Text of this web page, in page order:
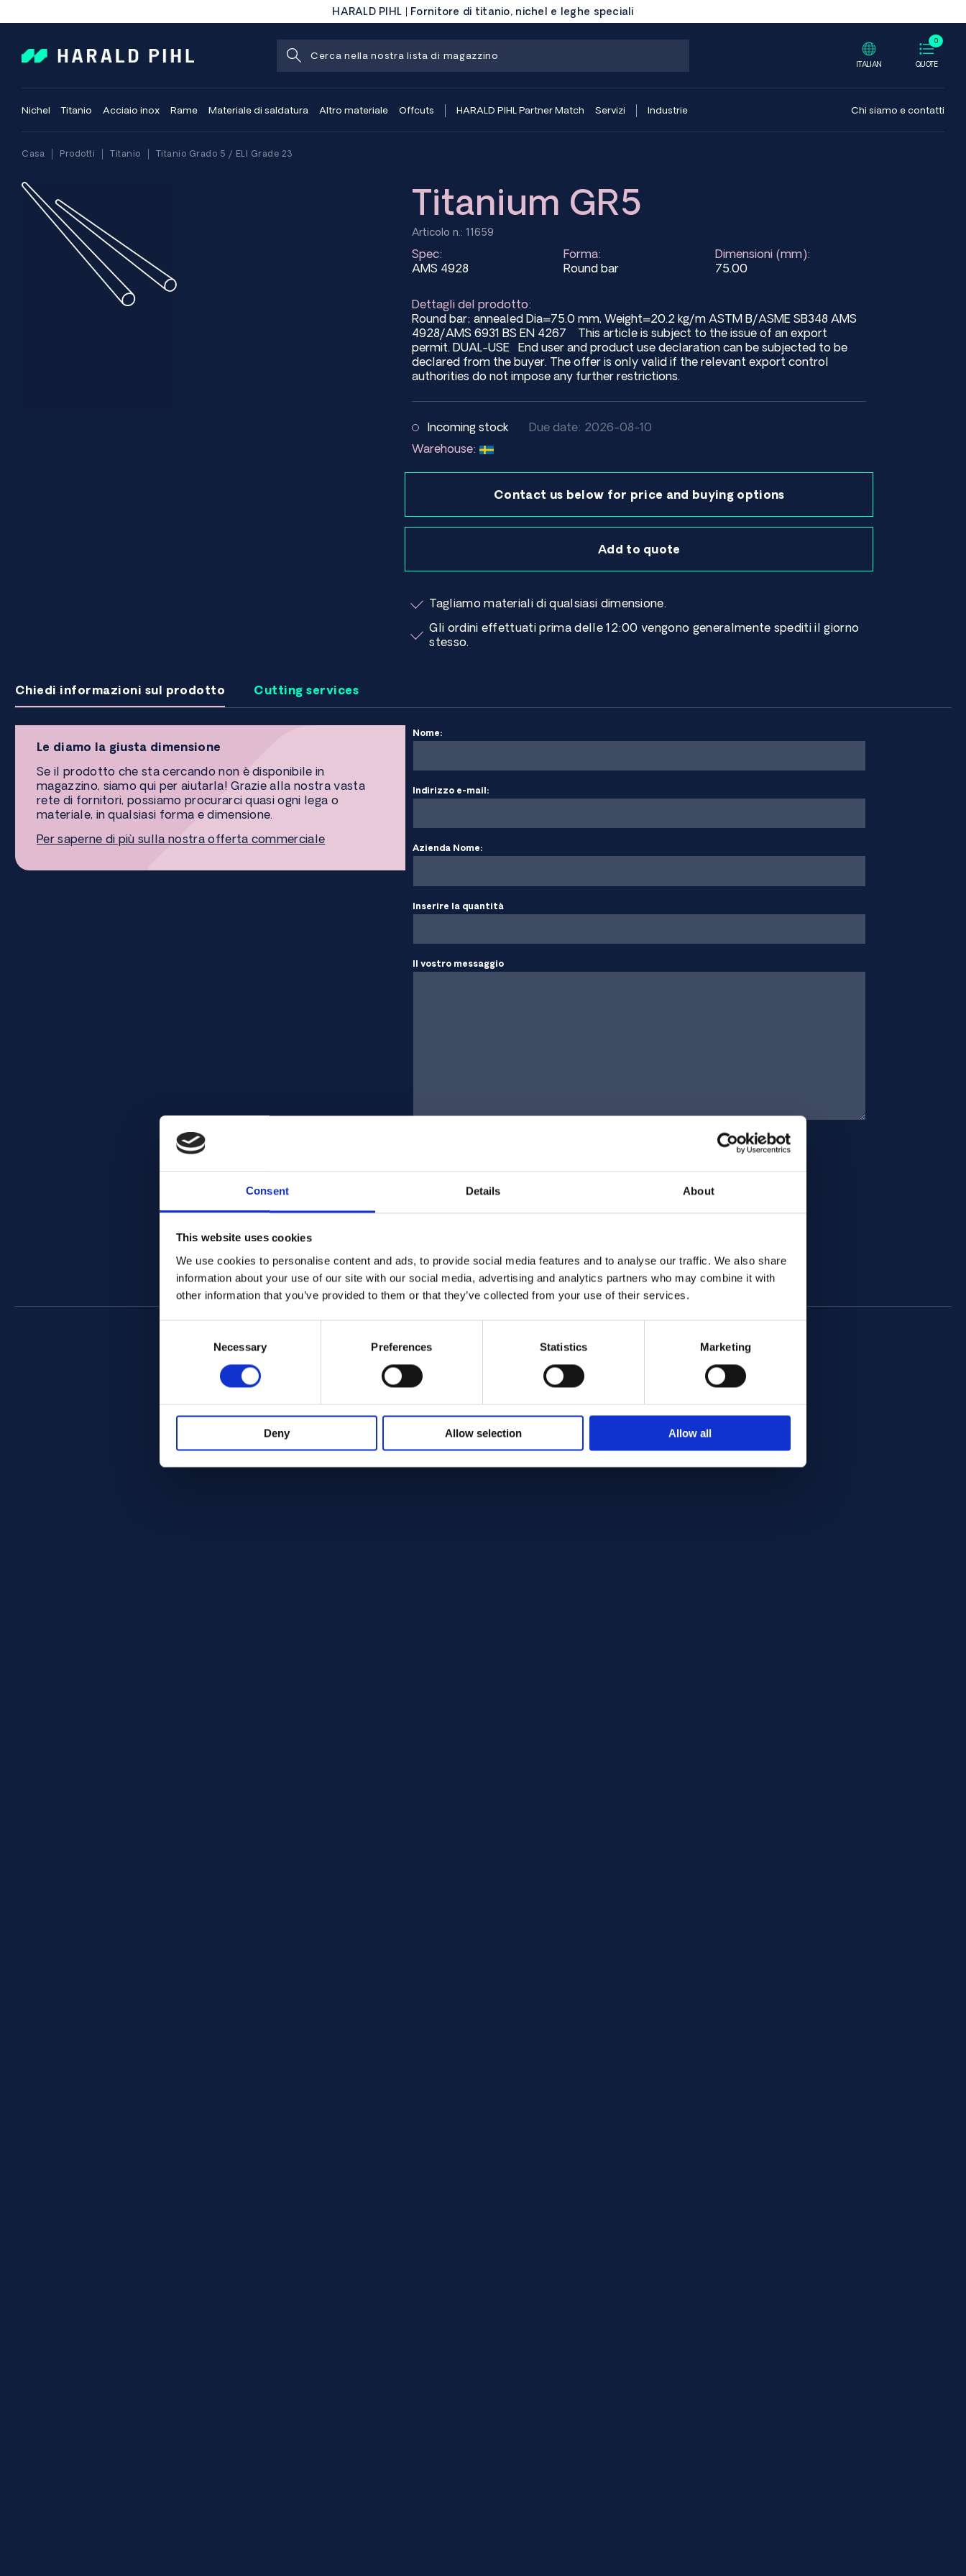
Consent Details About
This website uses cookies
We use cookies to personalise content and ads, to provide social media features and to analyse our traffic. We also share
information about your use of our site with our social media, advertising and analytics partners who may combine it with
other information that you’ve provided to them or that they’ve collected from your use of their services.
Necessary Preferences Statistics Marketing
Deny Allow selection Allow all
HARALD PIHL | Fornitore di titanio, nichel e leghe speciali
0
QUOTE
ITALIAN
Nichel Titanio Acciaio inox Rame Materiale di saldatura Altro materiale Offcuts HARALD PIHL Partner Match Servizi Industrie Chi siamo e contatti
Casa Prodotti Titanio Titanio Grado 5 / ELI Grade 23
Titanium GR5
Articolo n.: 11659
Spec:
AMS 4928
Forma:
Round bar
Dimensioni (mm):
75.00
Dettagli del prodotto:
Round bar; annealed Dia=75.0 mm, Weight=20.2 kg/m ASTM B/ASME SB348 AMS
4928/AMS 6931 BS EN 4267 This article is subject to the issue of an export
permit. DUAL-USE End user and product use declaration can be subjected to be
declared from the buyer. The offer is only valid if the relevant export control
authorities do not impose any further restrictions.
Incoming stock
Due date: 2026-08-10
Warehouse:
Contact us below for price and buying options
Add to quote
Tagliamo materiali di qualsiasi dimensione.
Gli ordini effettuati prima delle 12:00 vengono generalmente spediti il ​​giorno
stesso.
Chiedi informazioni sul prodotto Cutting services
Le diamo la giusta dimensione
Se il prodotto che sta cercando non è disponibile in
magazzino, siamo qui per aiutarla! Grazie alla nostra vasta
rete di fornitori, possiamo procurarci quasi ogni lega o
materiale, in qualsiasi forma e dimensione.
Per saperne di più sulla nostra offerta commerciale
Nome:
Indirizzo e-mail:
Azienda Nome:
Inserire la quantità
Il vostro messaggio